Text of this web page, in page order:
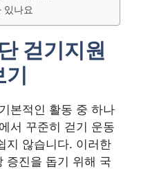
있나요
걷기지원
기
본적인 활동 중 하나
서 꾸준히 걷기 운동
지 않습니다. 이러한
증진을 돕기 위해 국